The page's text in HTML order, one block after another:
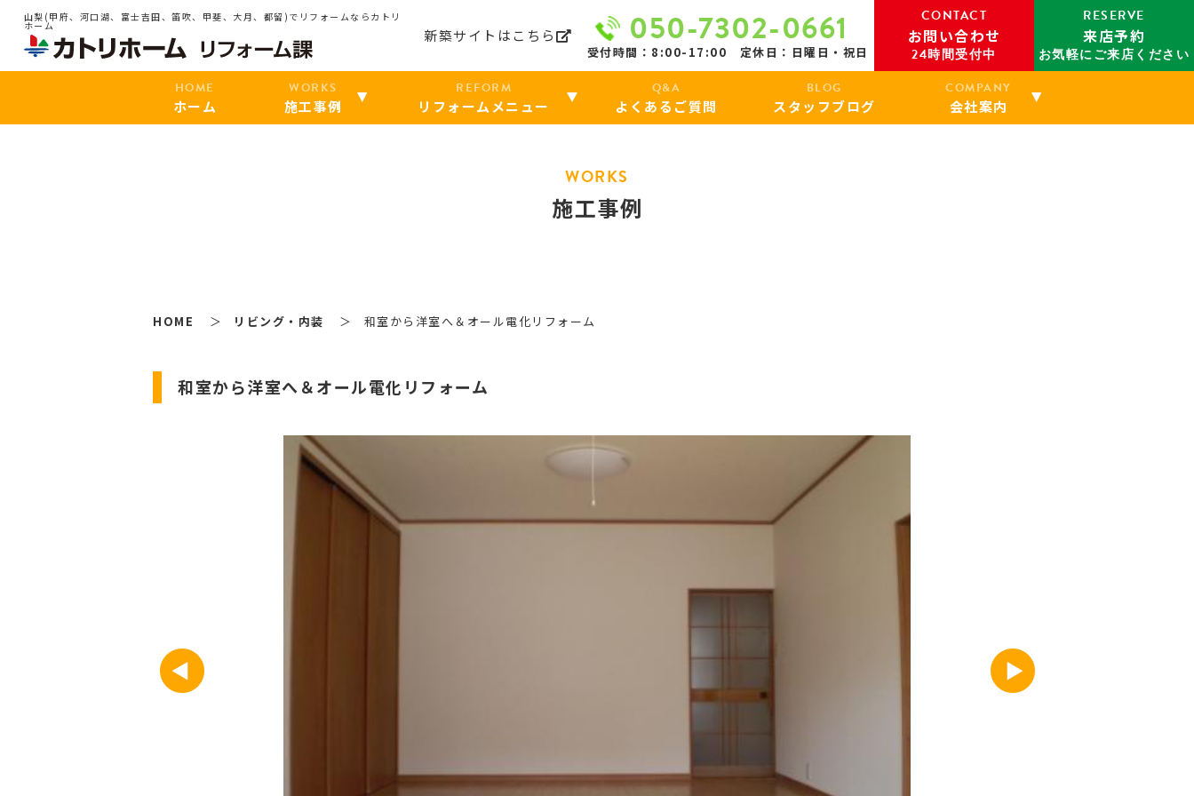
山梨(甲府、河口湖、富士吉田、笛吹、甲斐、大月、都留)でリフォームならカトリ
ホーム
新築サイトはこちら 050-7302-0661
受付時間：8:00-17:00 定休日：日曜日・祝日
CONTACT
お問い合わせ
24時間受付中
RESERVE
来店予約
お気軽にご来店ください
HOME
ホーム
WORKS
施工事例
REFORM
リフォームメニュー
Q&A
よくあるご質問
BLOG
スタッフブログ
COMPANY
会社案内
WORKS
施工事例
HOME リビング・内装 和室から洋室へ＆オール電化リフォーム
和室から洋室へ＆オール電化リフォーム